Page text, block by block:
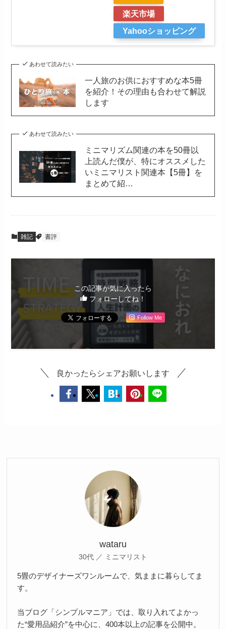
楽天市場
Yahooショッピング
あわせて読みたい
一人旅のお供におすすめな本5冊
を紹介！その理由も合わせて解説
します
あわせて読みたい
ミニマリズム関連の本を50冊以
上読んだ僕が、特にオススメした
いミニマリスト関連本【5冊】を
まとめて紹…
雑記 書評
この記事が気に入ったら
フォローしてね！
Follow Me
良かったらシェアお願いします
wataru
30代 ／ ミニマリスト
5畳のデザイナーズワンルームで、気ままに暮らしてま
す。
当ブログ「シンプルマニア」では、取り入れてよかっ
た“愛用品紹介”を中心に、400本以上の記事を公開中。